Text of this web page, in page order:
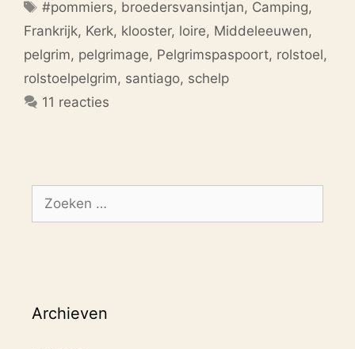
Tags
#pommiers, broedersvansintjan, Camping,
Frankrijk, Kerk, klooster, loire, Middeleeuwen,
pelgrim, pelgrimage, Pelgrimspaspoort, rolstoel,
rolstoelpelgrim, santiago, schelp
11 reacties
naar:
Archieven